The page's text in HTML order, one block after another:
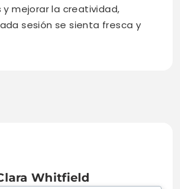
y mejorar la creatividad,
sesión se sienta fresca y
Whitfield